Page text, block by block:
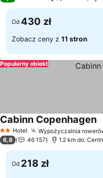
Od 430 zł
Zobacz ceny z 11 stron
Popularny obiekt
2 Kategoria
Hotel Wypożyczalnia
Cabinn Copenhagen
6,8 46 157 1.2 km do:
Od 218 zł